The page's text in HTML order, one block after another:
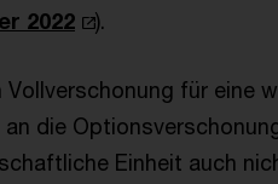
2022 ).
für eine
die
Einheit auch